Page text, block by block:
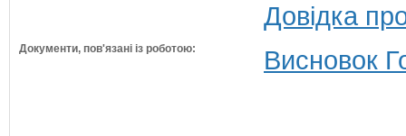
Довідка
Документи, пов'язані із роботою: Висновок